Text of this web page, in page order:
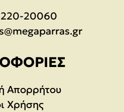
20060
Απορρήτου
Χρήσης